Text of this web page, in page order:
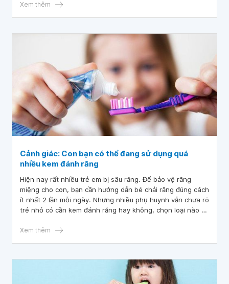
Xem thêm
Cảnh giác: Con bạn có thể đang sử dụng quá
nhiều kem đánh răng
Hiện nay rất nhiều trẻ em bị sâu răng. Để bảo vệ răng
miệng cho con, bạn cần hướng dẫn bé chải răng đúng cách
ít nhất 2 lần mỗi ngày. Nhưng nhiều phụ huynh vẫn chưa rõ
trẻ nhỏ có cần kem đánh răng hay không, chọn loại nào và
Xem thêm